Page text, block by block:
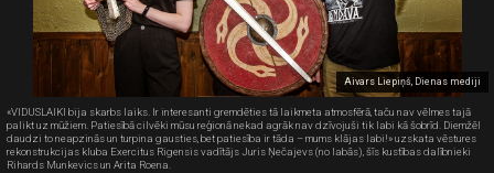
Aivars Liepiņš, Dienas mediji
«VIDUSLAIKI bija skarbs laiks. Ir interesanti gremdēties tā laikmeta atmosfērā, taču nav vēlmes tajā
palikt uz mūžiem. Patiesībā cilvēki mūsu reģionā nekad agrāk nav dzīvojuši tik labi kā šobrīd. Diemžēl
daudzi to neapzinās un turpina gausties, bet patiesība ir tāda – mums klājas labi!» uzskata vēstures
rekonstrukcijas kluba Exercitus Rigensis vadītājs Juris Ņečajevs (no labās), šīs kustības dalībnieki
Rihards Munkevics un Arita Roena.